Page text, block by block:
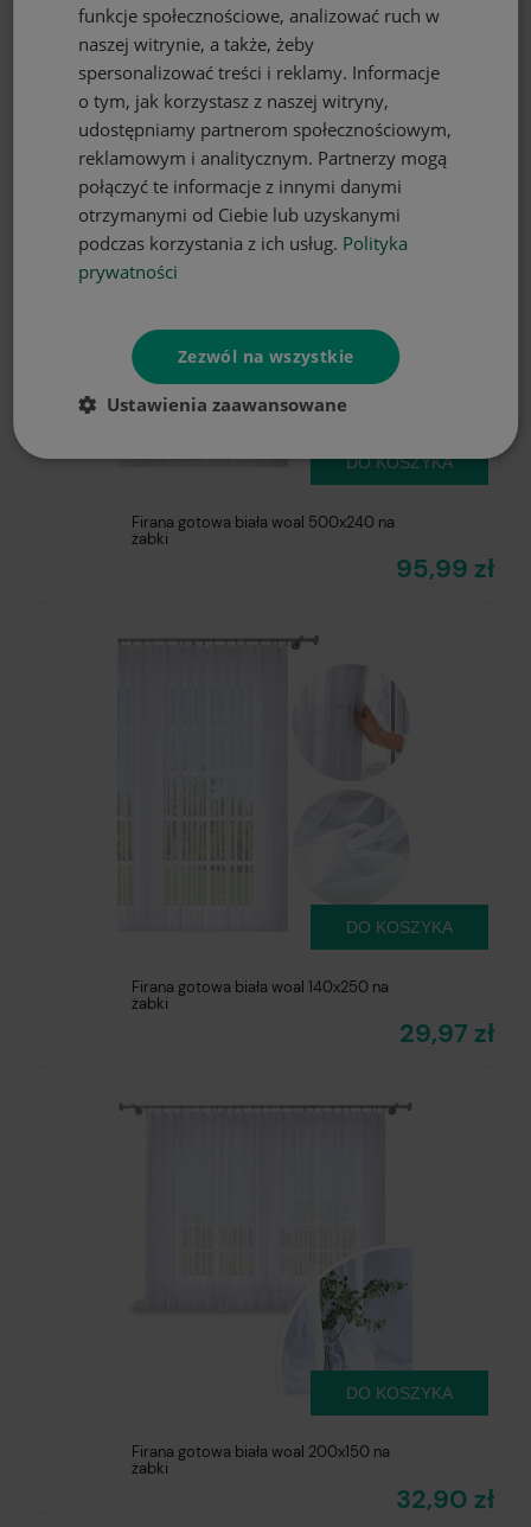
Firana gotowa biała woal 500x230 na
żabki
Firana gotowa biała woal 500x240 na
żabki
95,99 zł
DO KOSZYKA
Firana gotowa biała woal 140x250 na
żabki
29,97 zł
DO KOSZYKA
Firana gotowa biała woal 200x150 na
żabki
32,90 zł
DO KOSZYKA
funkcje społecznościowe, analizować ruch w
naszej witrynie, a także, żeby
spersonalizować treści i reklamy. Informacje
o tym, jak korzystasz z naszej witryny,
udostępniamy partnerom społecznościowym,
reklamowym i analitycznym. Partnerzy mogą
połączyć te informacje z innymi danymi
otrzymanymi od Ciebie lub uzyskanymi
podczas korzystania z ich usług. Polityka
prywatności
Zezwól na wszystkie
Ustawienia zaawansowane